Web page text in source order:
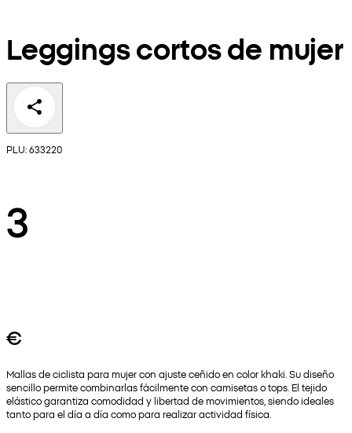
Leggings cortos de mujer
PLU: 633220
3
€
Mallas de ciclista para mujer con ajuste ceñido en color khaki. Su diseño
sencillo permite combinarlas fácilmente con camisetas o tops. El tejido
elástico garantiza comodidad y libertad de movimientos, siendo ideales
tanto para el día a día como para realizar actividad física.